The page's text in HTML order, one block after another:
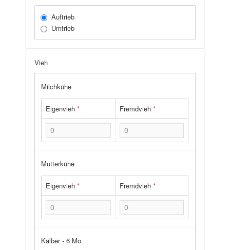
Auftrieb
Umtrieb
Vieh
Milchkühe
Eigenvieh* Fremdvieh*
Mutterkühe
Eigenvieh* Fremdvieh*
Kälber - 6 Mo